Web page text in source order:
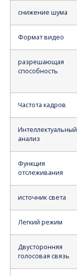
снижение шума
Формат видео
разрешающая
способность
Частота кадров
Интеллектуальный
анализ
Функция
отслеживания
источник света
Легкий режим
Двусторонняя
голосовая связь